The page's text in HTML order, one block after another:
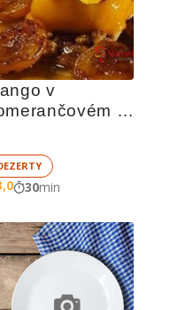
v
30min